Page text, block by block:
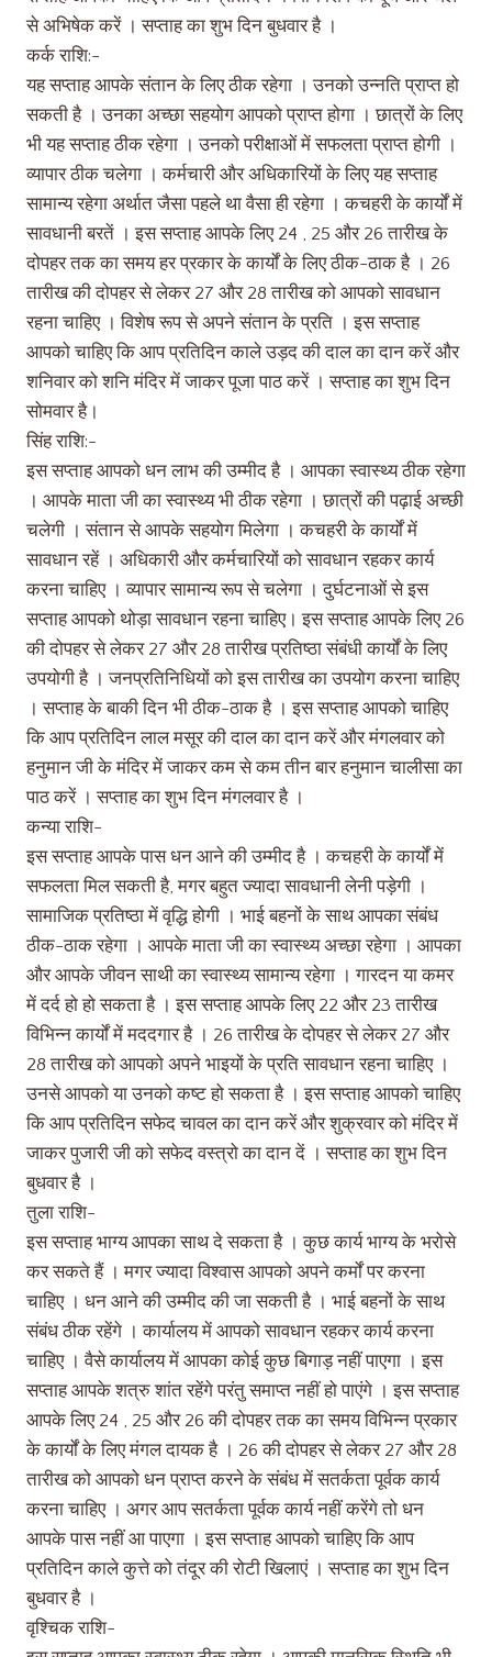
से अभिषेक करें । सप्ताह का शुभ दिन बुधवार है ।
कर्क राशि:-
यह सप्ताह आपके संतान के लिए ठीक रहेगा । उनको उन्नति प्राप्त हो
सकती है । उनका अच्छा सहयोग आपको प्राप्त होगा । छात्रों के लिए
भी यह सप्ताह ठीक रहेगा । उनको परीक्षाओं में सफलता प्राप्त होगी ।
व्यापार ठीक चलेगा । कर्मचारी और अधिकारियों के लिए यह सप्ताह
सामान्य रहेगा अर्थात जैसा पहले था वैसा ही रहेगा । कचहरी के कार्यों में
सावधानी बरतें । इस सप्ताह आपके लिए 24 , 25 और 26 तारीख के
दोपहर तक का समय हर प्रकार के कार्यों के लिए ठीक-ठाक है । 26
तारीख की दोपहर से लेकर 27 और 28 तारीख को आपको सावधान
रहना चाहिए । विशेष रूप से अपने संतान के प्रति । इस सप्ताह
आपको चाहिए कि आप प्रतिदिन काले उड़द की दाल का दान करें और
शनिवार को शनि मंदिर में जाकर पूजा पाठ करें । सप्ताह का शुभ दिन
सोमवार है।
सिंह राशि:-
इस सप्ताह आपको धन लाभ की उम्मीद है । आपका स्वास्थ्य ठीक रहेगा
। आपके माता जी का स्वास्थ्य भी ठीक रहेगा । छात्रों की पढ़ाई अच्छी
चलेगी । संतान से आपके सहयोग मिलेगा । कचहरी के कार्यों में
सावधान रहें । अधिकारी और कर्मचारियों को सावधान रहकर कार्य
करना चाहिए । व्यापार सामान्य रूप से चलेगा । दुर्घटनाओं से इस
सप्ताह आपको थोड़ा सावधान रहना चाहिए। इस सप्ताह आपके लिए 26
की दोपहर से लेकर 27 और 28 तारीख प्रतिष्ठा संबंधी कार्यों के लिए
उपयोगी है । जनप्रतिनिधियों को इस तारीख का उपयोग करना चाहिए
। सप्ताह के बाकी दिन भी ठीक-ठाक है । इस सप्ताह आपको चाहिए
कि आप प्रतिदिन लाल मसूर की दाल का दान करें और मंगलवार को
हनुमान जी के मंदिर में जाकर कम से कम तीन बार हनुमान चालीसा का
पाठ करें । सप्ताह का शुभ दिन मंगलवार है ।
कन्या राशि-
इस सप्ताह आपके पास धन आने की उम्मीद है । कचहरी के कार्यों में
सफलता मिल सकती है, मगर बहुत ज्यादा सावधानी लेनी पड़ेगी ।
सामाजिक प्रतिष्ठा में वृद्धि होगी । भाई बहनों के साथ आपका संबंध
ठीक-ठाक रहेगा । आपके माता जी का स्वास्थ्य अच्छा रहेगा । आपका
और आपके जीवन साथी का स्वास्थ्य सामान्य रहेगा । गारदन या कमर
में दर्द हो हो सकता है । इस सप्ताह आपके लिए 22 और 23 तारीख
विभिन्न कार्यों में मददगार है । 26 तारीख के दोपहर से लेकर 27 और
28 तारीख को आपको अपने भाइयों के प्रति सावधान रहना चाहिए ।
उनसे आपको या उनको कष्ट हो सकता है । इस सप्ताह आपको चाहिए
कि आप प्रतिदिन सफेद चावल का दान करें और शुक्रवार को मंदिर में
जाकर पुजारी जी को सफेद वस्त्रो का दान दें । सप्ताह का शुभ दिन
बुधवार है ।
तुला राशि-
इस सप्ताह भाग्य आपका साथ दे सकता है । कुछ कार्य भाग्य के भरोसे
कर सकते हैं । मगर ज्यादा विश्वास आपको अपने कर्मों पर करना
चाहिए । धन आने की उम्मीद की जा सकती है । भाई बहनों के साथ
संबंध ठीक रहेंगे । कार्यालय में आपको सावधान रहकर कार्य करना
चाहिए । वैसे कार्यालय में आपका कोई कुछ बिगाड़ नहीं पाएगा । इस
सप्ताह आपके शत्रु शांत रहेंगे परंतु समाप्त नहीं हो पाएंगे । इस सप्ताह
आपके लिए 24 , 25 और 26 की दोपहर तक का समय विभिन्न प्रकार
के कार्यों के लिए मंगल दायक है । 26 की दोपहर से लेकर 27 और 28
तारीख को आपको धन प्राप्त करने के संबंध में सतर्कता पूर्वक कार्य
करना चाहिए । अगर आप सतर्कता पूर्वक कार्य नहीं करेंगे तो धन
आपके पास नहीं आ पाएगा । इस सप्ताह आपको चाहिए कि आप
प्रतिदिन काले कुत्ते को तंदूर की रोटी खिलाएं । सप्ताह का शुभ दिन
बुधवार है ।
वृश्चिक राशि-